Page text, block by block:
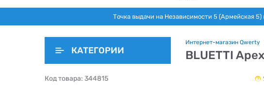
Точка выдачи на Независимости 5 (Армейская
КАТЕГОРИИ
Интернет-магазин Qwerty
BLUETTI
Код товара: 344815